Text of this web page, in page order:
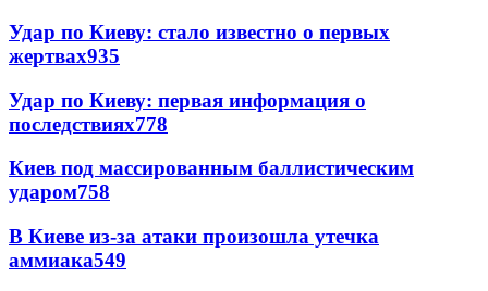
Удар по Киеву: стало известно о первых
жертвах935
Удар по Киеву: первая информация о
последствиях778
Киев под массированным баллистическим
ударом758
В Киеве из-за атаки произошла утечка
аммиака549